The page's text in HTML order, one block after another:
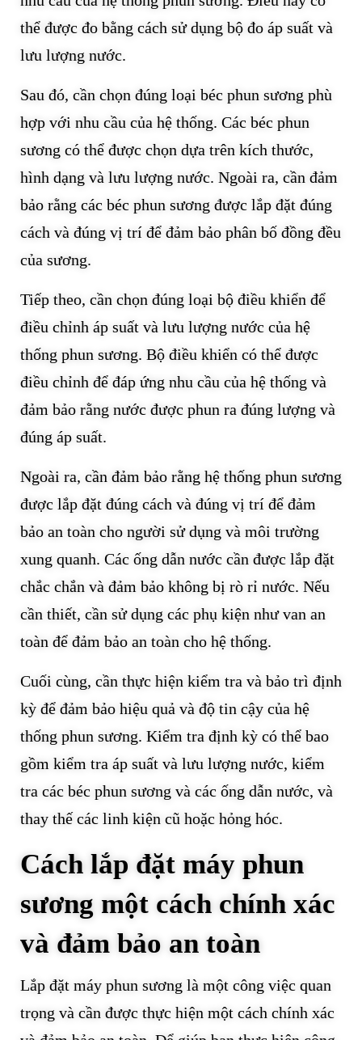
thể được đo bằng cách sử dụng bộ đo áp suất và
lưu lượng nước.
Sau đó, cần chọn đúng loại béc phun sương phù
hợp với nhu cầu của hệ thống. Các béc phun
sương có thể được chọn dựa trên kích thước,
hình dạng và lưu lượng nước. Ngoài ra, cần đảm
bảo rằng các béc phun sương được lắp đặt đúng
cách và đúng vị trí để đảm bảo phân bố đồng đều
của sương.
Tiếp theo, cần chọn đúng loại bộ điều khiển để
điều chỉnh áp suất và lưu lượng nước của hệ
thống phun sương. Bộ điều khiển có thể được
điều chỉnh để đáp ứng nhu cầu của hệ thống và
đảm bảo rằng nước được phun ra đúng lượng và
đúng áp suất.
Ngoài ra, cần đảm bảo rằng hệ thống phun sương
được lắp đặt đúng cách và đúng vị trí để đảm
bảo an toàn cho người sử dụng và môi trường
xung quanh. Các ống dẫn nước cần được lắp đặt
chắc chắn và đảm bảo không bị rò rỉ nước. Nếu
cần thiết, cần sử dụng các phụ kiện như van an
toàn để đảm bảo an toàn cho hệ thống.
Cuối cùng, cần thực hiện kiểm tra và bảo trì định
kỳ để đảm bảo hiệu quả và độ tin cậy của hệ
thống phun sương. Kiểm tra định kỳ có thể bao
gồm kiểm tra áp suất và lưu lượng nước, kiểm
tra các béc phun sương và các ống dẫn nước, và
thay thế các linh kiện cũ hoặc hỏng hóc.
Cách lắp đặt máy phun
sương một cách chính xác
và đảm bảo an toàn
Lắp đặt máy phun sương là một công việc quan
trọng và cần được thực hiện một cách chính xác